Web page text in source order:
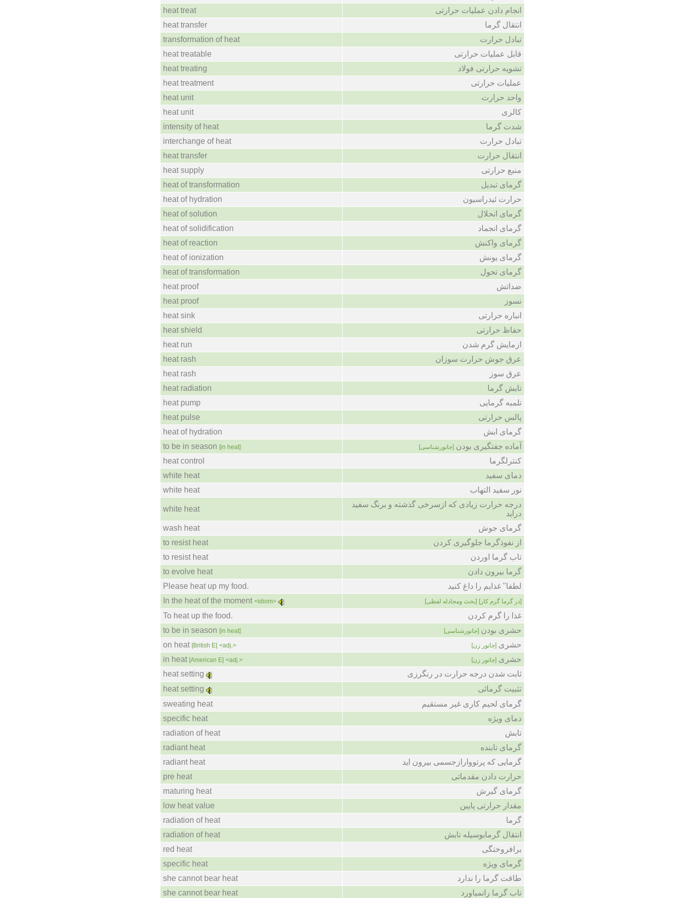
heat treat
انجام دادن عملیات حرارتی
heat transfer
انتقال گرما
transformation of heat
تبادل حرارت
heat treatable
قابل عملیات حرارتی
heat treating
تشویه حرارتی فولاد
heat treatment
عملیات حرارتی
heat unit
واحد حرارت
heat unit
کالری
intensity of heat
شدت گرما
interchange of heat
تبادل حرارت
heat transfer
انتقال حرارت
heat supply
منبع حرارتی
heat of transformation
گرمای تبدیل
heat of hydration
حرارت ئیدراسیون
heat of solution
گرمای انحلال
heat of solidification
گرمای انجماد
heat of reaction
گرمای واکنش
heat of ionization
گرمای یونش
heat of transformation
گرمای تحول
heat proof
ضداتش
heat proof
نسوز
heat sink
انباره حرارتی
heat shield
حفاظ حرارتی
heat run
ازمایش گرم شدن
heat rash
عرق جوش حرارت سوزان
heat rash
عرق سوز
heat radiation
تابش گرما
heat pump
تلمبه گرمایی
heat pulse
پالس حرارتی
heat of hydration
گرمای ابش
to be in season [in heat] آماده جفتگیری بودن [جانورشناسی]
heat control
کنترلگرما
white heat
دمای سفید
white heat
نور سفید التهاب
white heat
درجه حرارت زیادی که ازسرخی گذشته و برنگ سفید
دراید
wash heat
گرمای جوش
to resist heat
از نفوذگرما جلوگیری کردن
to resist heat
تاب گرما اوردن
to evolve heat
گرما بیرون دادن
Please heat up my food.
لطفا" غذایم را داغ کنید
In the heat of the moment <idiom> [در گرما گرم کار] [بحث ومجادله لفظی]
To heat up the food.
غذا را گرم کردن
to be in season [in heat] حشری بودن [جانورشناسی]
on heat [British E] <adj.> حشری [جانور زن]
in heat [American E] <adj.> حشری [جانور زن]
heat setting
ثابت شدن درجه حرارت در رنگرزی
heat setting
تثبیت گرمائی
sweating heat
گرمای لحیم کاری غیر مستقیم
specific heat
دمای ویژه
radiation of heat
تابش
radiant heat
گرمای تابنده
radiant heat
گرمایی که پرتووارازجسمی بیرون اید
pre heat
حرارت دادن مقدماتی
maturing heat
گرمای گیرش
low heat value
مقدار حرارتی پایین
radiation of heat
گرما
radiation of heat
انتقال گرمابوسیله تابش
red heat
برافروختگی
specific heat
گرمای ویژه
she cannot bear heat
طاقت گرما را ندارد
she cannot bear heat
تاب گرما رانمیاورد